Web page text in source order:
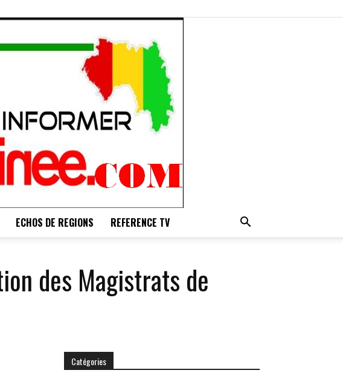
ECHOS DE REGIONS REFERENCE TV
des Magistrats de
Catégories